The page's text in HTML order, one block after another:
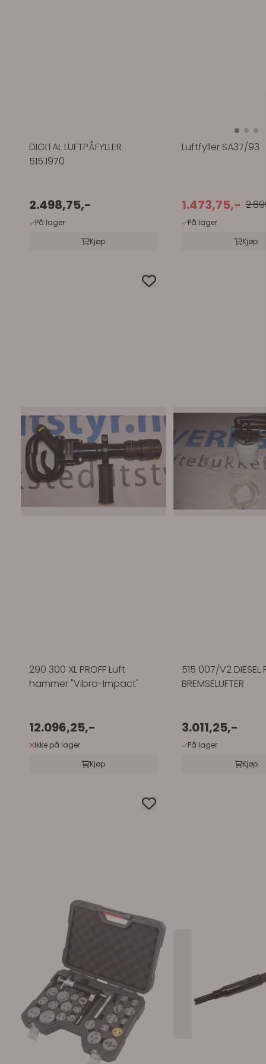
DIGITAL LUFTPÅFYLLER
515.1970
2.498,75,-
På lager
Kjøp
Luftfyller SA37/93
1.473,75,-
På lager
Kjøp
290 300 XL PROFF Luft
hammer "Vibro-Impact"
12.096,25,-
Ikke på lager
Kjøp
515 007/V2 DIESEL
BREMSELUFTER
3.011,25,-
På lager
Kjøp